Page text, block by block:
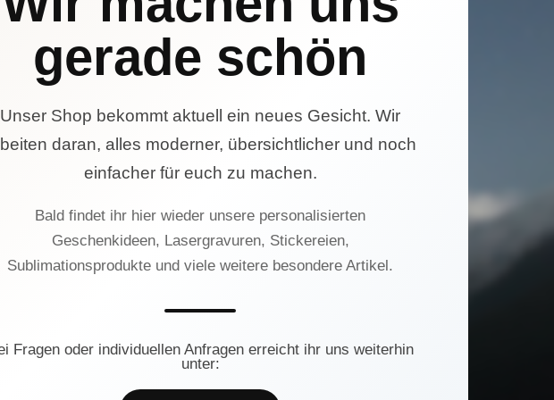
gerade schön
Unser Shop bekommt aktuell ein neues Gesicht. Wir
daran, alles moderner, übersichtlicher und noch
einfacher für euch zu machen.
Bald findet ihr hier wieder unsere personalisierten
Geschenkideen, Lasergravuren, Stickereien,
Sublimationsprodukte und viele weitere besondere Artikel.
Fragen oder individuellen Anfragen erreicht ihr uns weiterhin
unter: